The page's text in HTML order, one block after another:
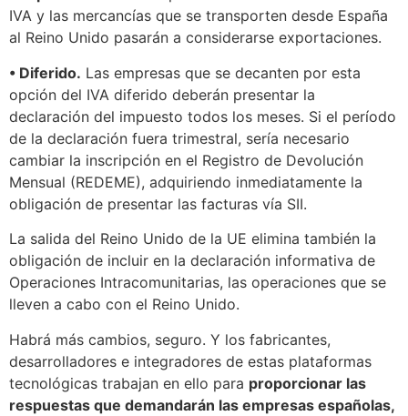
IVA y las mercancías que se transporten desde España
al Reino Unido pasarán a considerarse exportaciones.
• Diferido. Las empresas que se decanten por esta
opción del IVA diferido deberán presentar la
declaración del impuesto todos los meses. Si el período
de la declaración fuera trimestral, sería necesario
cambiar la inscripción en el Registro de Devolución
Mensual (REDEME), adquiriendo inmediatamente la
obligación de presentar las facturas vía SII.
La salida del Reino Unido de la UE elimina también la
obligación de incluir en la declaración informativa de
Operaciones Intracomunitarias, las operaciones que se
lleven a cabo con el Reino Unido.
Habrá más cambios, seguro. Y los fabricantes,
desarrolladores e integradores de estas plataformas
tecnológicas trabajan en ello para proporcionar las
respuestas que demandarán las empresas españolas,